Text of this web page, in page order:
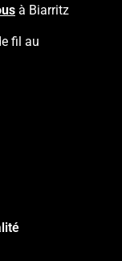
à Biarritz
fil au